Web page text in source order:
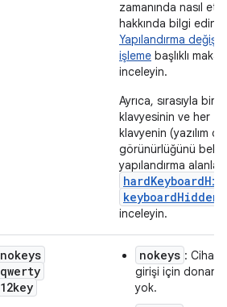
zamanında nasıl
hakkında bilgi
Yapılandırma
işleme başlıklı
inceleyin.
Ayrıca, sırasıyla bir
klavyesinin ve her
klavyenin (yazılım
görünürlüğünü
yapılandırma alanları
keyboardHidden
inceleyin.
nokeys
qwerty
12key
nokeys :
girişi için
yok.